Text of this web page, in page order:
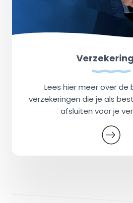
Lees hier meer over de
verzekeringen die je als
afsluiten voor je